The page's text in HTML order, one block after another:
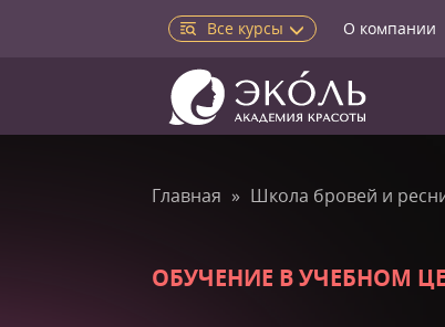
Все курсы О компании
Главная Школа бровей и
ОБУЧЕНИЕ В УЧЕБНОМ